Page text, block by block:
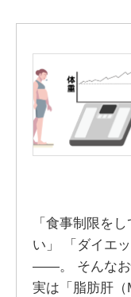
「食事制限を
い」 「ダイエ
――。 そんなお
実は「脂肪肝